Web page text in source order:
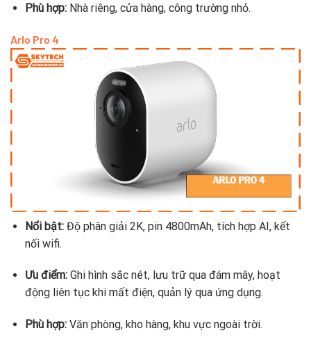
Phù hợp:Nhà riêng, cửa hàng, công trường nhỏ.
Arlo Pro 4
Nổi bật:Độ phân giải 2K, pin 4800mAh, tích hợp AI, kết
nối wifi.
Ưu điểm:Ghi hình sắc nét, lưu trữ qua đám mây, hoạt
động liên tục khi mất điện, quản lý qua ứng dụng.
Phù hợp:Văn phòng, kho hàng, khu vực ngoài trời.